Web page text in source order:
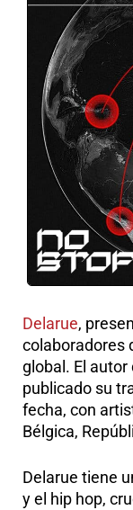
Delarue,
colaboradores
global. El autor
publicado su
fecha, con
Bélgica,
Delarue tiene
y el hip hop,